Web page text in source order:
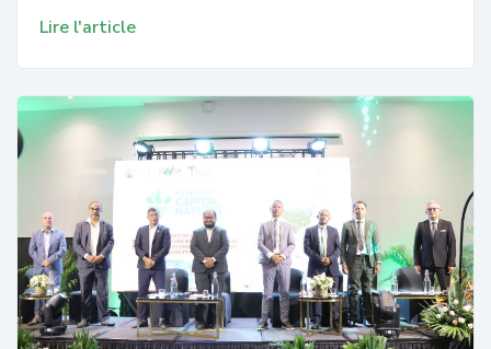
Lire l'article